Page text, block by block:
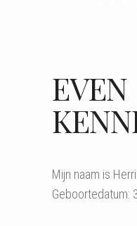
EVEN
Mijn naam is
Geboortedatum: